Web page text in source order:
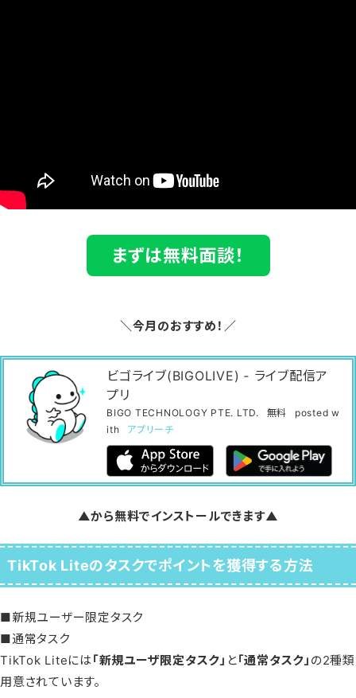
まずは無料面談！
＼今月のおすすめ！／
ビゴライブ(BIGOLIVE) ‐ ライブ配信ア
プリ
BIGO TECHNOLOGY PTE. LTD. 無料
posted w
ith
アプリーチ
▲から無料でインストールできます▲
TikTok Liteのタスクでポイントを獲得する方法
■新規ユーザー限定タスク
■通常タスク
TikTok Liteには 「新規ユーザ限定タスク」 と「通常タスク」 の2種類
用意されています。